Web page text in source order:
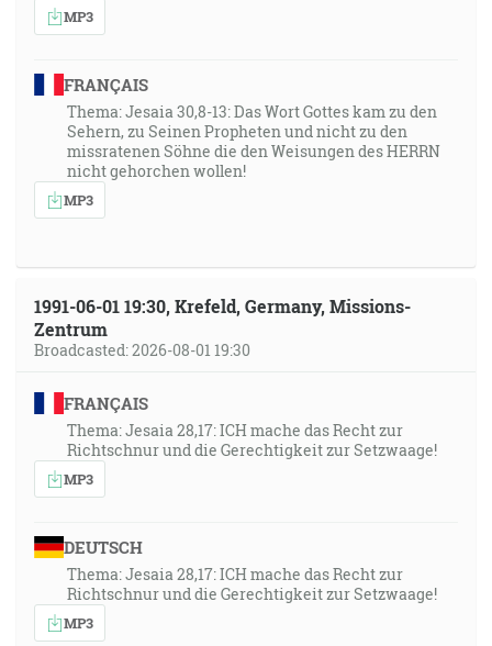
MP3
FRANÇAIS
Thema: Jesaia 30,8-13: Das Wort Gottes kam zu den
Sehern, zu Seinen Propheten und nicht zu den
missratenen Söhne die den Weisungen des HERRN
nicht gehorchen wollen!
MP3
1991-06-01 19:30, Krefeld, Germany, Missions-
Zentrum
Broadcasted: 2026-08-01 19:30
FRANÇAIS
Thema: Jesaia 28,17: ICH mache das Recht zur
Richtschnur und die Gerechtigkeit zur Setzwaage!
MP3
DEUTSCH
Thema: Jesaia 28,17: ICH mache das Recht zur
Richtschnur und die Gerechtigkeit zur Setzwaage!
MP3